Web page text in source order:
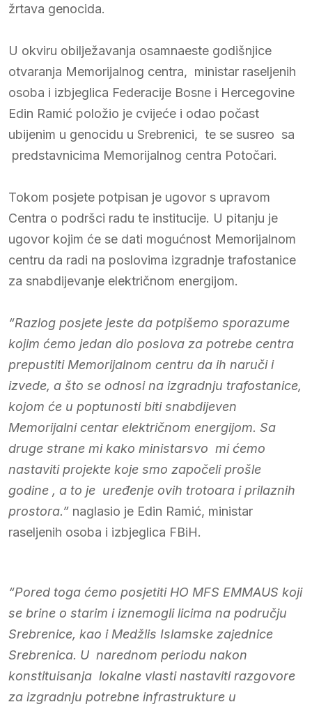
žrtava genocida.
U okviru obilježavanja osamnaeste godišnjice
otvaranja Memorijalnog centra, ministar raseljenih
osoba i izbjeglica Federacije Bosne i Hercegovine
Edin Ramić položio je cvijeće i odao počast
ubijenim u genocidu u Srebrenici, te se susreo sa
predstavnicima Memorijalnog centra Potočari.
Tokom posjete potpisan je ugovor s upravom
Centra o podršci radu te institucije. U pitanju je
ugovor kojim će se dati mogućnost Memorijalnom
centru da radi na poslovima izgradnje trafostanice
za snabdijevanje električnom energijom.
“Razlog posjete jeste da potpišemo sporazume
kojim ćemo jedan dio poslova za potrebe centra
prepustiti Memorijalnom centru da ih naruči i
izvede, a što se odnosi na izgradnju trafostanice,
kojom će u poptunosti biti snabdijeven
Memorijalni centar električnom energijom. Sa
druge strane mi kako ministarsvo mi ćemo
nastaviti projekte koje smo započeli prošle
godine , a to je uređenje ovih trotoara i prilaznih
prostora.” naglasio je Edin Ramić, ministar
raseljenih osoba i izbjeglica FBiH.
“Pored toga ćemo posjetiti HO MFS EMMAUS koji
se brine o starim i iznemogli licima na području
Srebrenice, kao i Medžlis Islamske zajednice
Srebrenica. U narednom periodu nakon
konstituisanja lokalne vlasti nastaviti razgovore
za izgradnju potrebne infrastrukture u